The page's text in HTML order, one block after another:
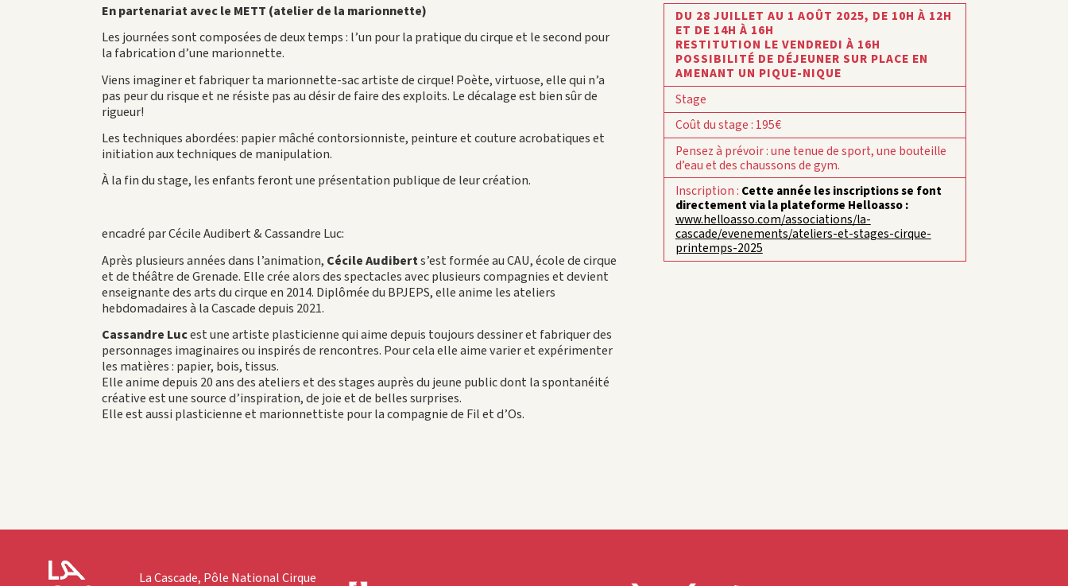
En partenariat avec le METT (atelier de la marionnette)
Les journées sont composées de deux temps : l’un pour la pratique du cirque et le second pour
la fabrication d’une marionnette.
Viens imaginer et fabriquer ta marionnette-sac artiste de cirque! Poète, virtuose, elle qui n’a
pas peur du risque et ne résiste pas au désir de faire des exploits. Le décalage est bien sûr de
rigueur!
Les techniques abordées: papier mâché contorsionniste, peinture et couture acrobatiques et
initiation aux techniques de manipulation.
À la fin du stage, les enfants feront une présentation publique de leur création.
encadré par Cécile Audibert & Cassandre Luc:
Après plusieurs années dans l’animation, Cécile Audiberts’est formée au CAU, école de cirque
et de théâtre de Grenade. Elle crée alors des spectacles avec plusieurs compagnies et devient
enseignante des arts du cirque en 2014. Diplômée du BPJEPS, elle anime les ateliers
hebdomadaires à la Cascade depuis 2021.
Cassandre Lucest une artiste plasticienne qui aime depuis toujours dessiner et fabriquer des
personnages imaginaires ou inspirés de rencontres. Pour cela elle aime varier et expérimenter
les matières : papier, bois, tissus.
Elle anime depuis 20 ans des ateliers et des stages auprès du jeune public dont la spontanéité
créative est une source d’inspiration, de joie et de belles surprises.
Elle est aussi plasticienne et marionnettiste pour la compagnie de Fil et d’Os.
DU 28 JUILLET AU 1 AOÛT 2025, DE 10H À 12H
ET DE 14H À 16H
RESTITUTION LE VENDREDI À 16H
POSSIBILITÉ DE DÉJEUNER SUR PLACE EN
AMENANT UN PIQUE-NIQUE
Stage
Coût du stage : 195€
Pensez à prévoir:une tenue de sport, une bouteille
d’eau et des chaussons de gym.
Inscription : Cette année les inscriptions se font
directement via la plateforme Helloasso :
www.helloasso.com/associations/la-
cascade/evenements/ateliers-et-stages-cirque-
printemps-2025
La Cascade, Pôle National Cirque